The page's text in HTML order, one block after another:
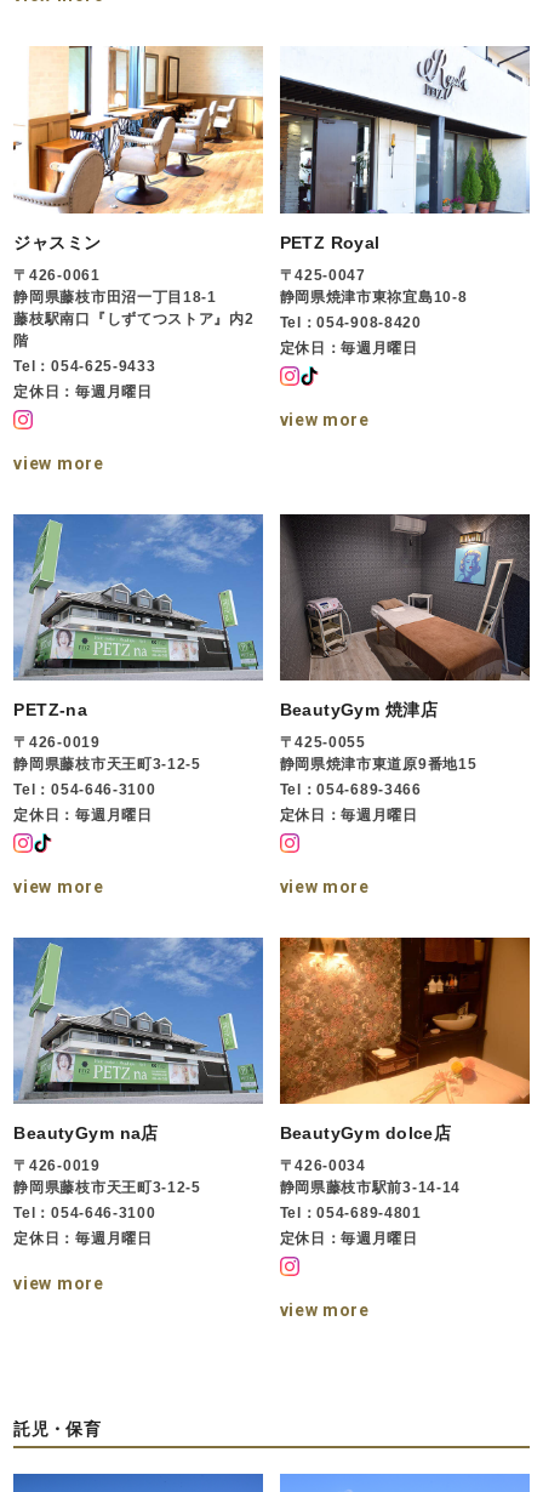
ジャスミン
〒426-0061
静岡県藤枝市田沼一丁目18-1
藤枝駅南口『しずてつストア』内2
階
Tel：054-625-9433
定休日：毎週月曜日
view more
PETZ Royal
〒425-0047
静岡県焼津市東祢宜島10-8
Tel：054-908-8420
定休日：毎週月曜日
view more
PETZ-na
〒426-0019
静岡県藤枝市天王町3-12-5
Tel：054-646-3100
定休日：毎週月曜日
view more
BeautyGym 焼津店
〒425-0055
静岡県焼津市東道原9番地15
Tel：054-689-3466
定休日：毎週月曜日
view more
BeautyGym na店
〒426-0019
静岡県藤枝市天王町3-12-5
Tel：054-646-3100
定休日：毎週月曜日
view more
BeautyGym dolce店
〒426-0034
静岡県藤枝市駅前3-14-14
Tel：054-689-4801
定休日：毎週月曜日
view more
託児・保育